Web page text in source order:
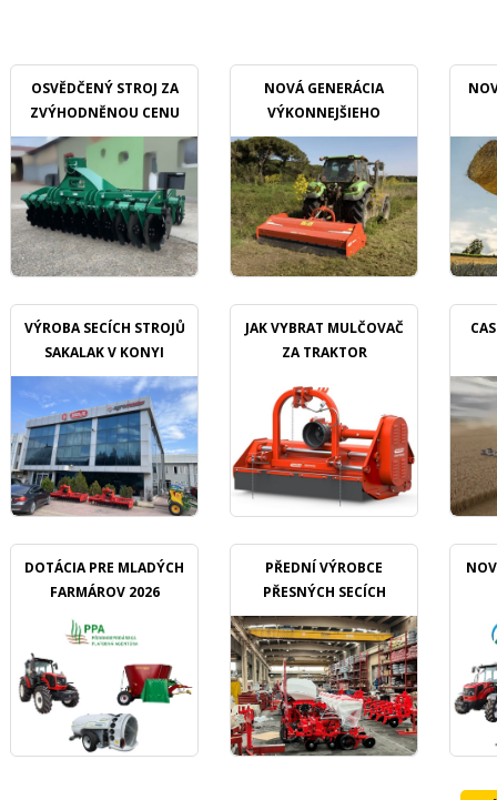
OSVĚDČENÝ STROJ ZA
ZVÝHODNĚNOU CENU
NOVÁ GENERÁCIA
VÝKONNEJŠIEHO
MULČOVAČU
VÝROBA SECÍCH STROJŮ
SAKALAK V KONYI
JAK VYBRAT MULČOVAČ
ZA TRAKTOR
DOTÁCIA PRE MLADÝCH
FARMÁROV 2026
PŘEDNÍ VÝROBCE
PŘESNÝCH SECÍCH
STROJŮ OZDOKEN